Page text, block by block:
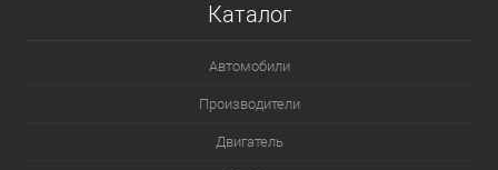
Каталог
Автомобили
Производители
Двигатель